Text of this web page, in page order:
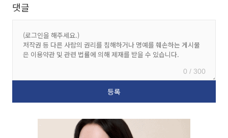
댓글
0 / 300